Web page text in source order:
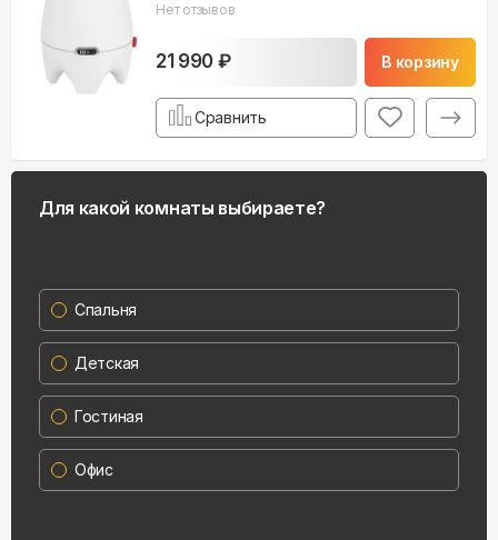
Нет отзывов
21 990 ₽ В корзину
Сравнить
Для какой комнаты выбираете?
Спальня
Детская
Гостиная
Офис